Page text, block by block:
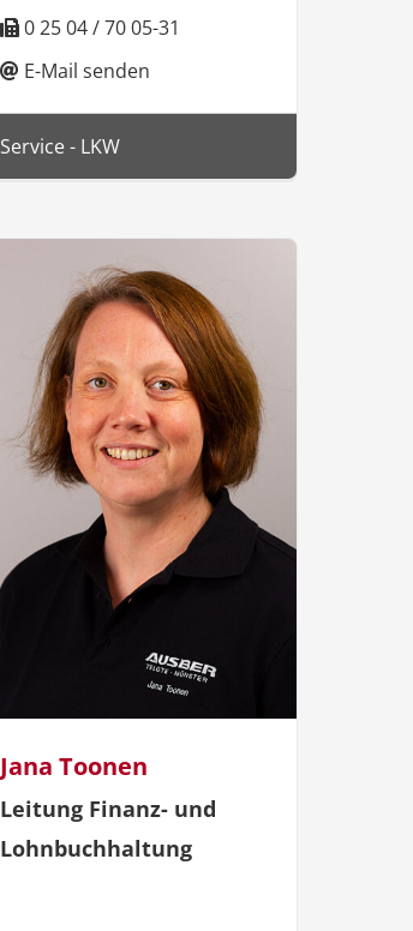
0 25 04 / 70 05-31
E-Mail senden
Service - LKW
Jana Toonen
Leitung Finanz- und
Lohnbuchhaltung